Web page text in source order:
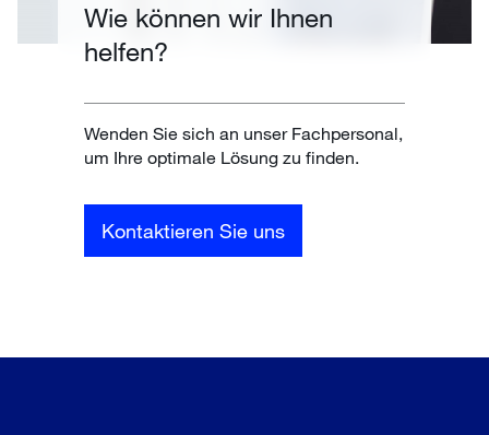
Wie können wir Ihnen
helfen?
Wenden Sie sich an unser Fachpersonal,
um Ihre optimale Lösung zu finden.
Kontaktieren Sie uns